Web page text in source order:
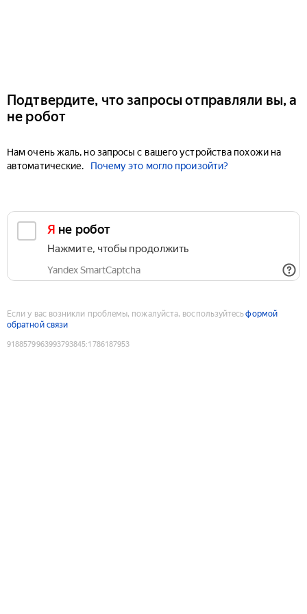
Подтвердите, что запросы отправляли вы, а
не робот
Нам очень жаль, но запросы с вашего устройства похожи на
автоматические.
Почему это могло произойти?
Я не робот
Нажмите, чтобы продолжить
Yandex SmartCaptcha
Если у вас возникли проблемы, пожалуйста, воспользуйтесьформой
обратной связи
9188579963993793845:1786187953